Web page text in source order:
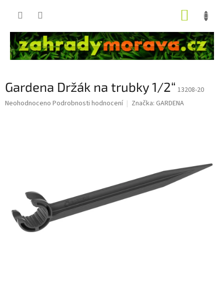
Gardena Držák na trubky 1/2“ 13208-20
Průměrné
Neohodnoceno Podrobnosti hodnocení Značka: GARDENA